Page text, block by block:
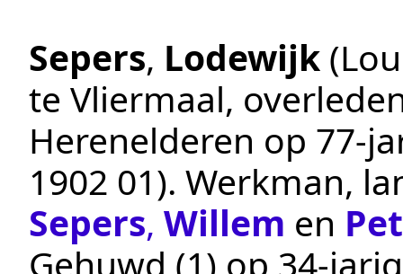
Sepers, Lodewijk
te Vliermaal,
Herenelderen op 77-
1902 01). Werkman,
Sepers, Willem en
Gehuwd (1) op 34-